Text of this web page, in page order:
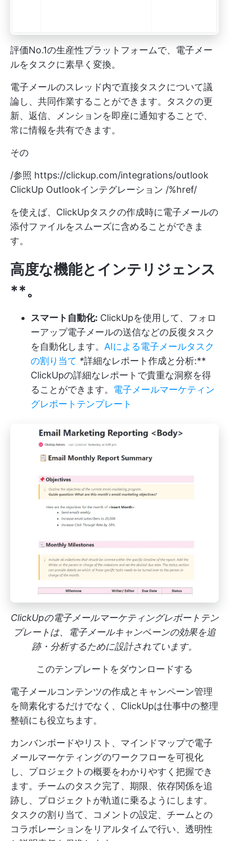
評価No.1の生産性プラットフォームで、電子メー
ルをタスクに素早く変換。
電子メールのスレッド内で直接タスクについて議
論し、共同作業することができます。タスクの更
新、返信、メンションを即座に通知することで、
常に情報を共有できます。
その
/参照 https://clickup.com/integrations/outlook
ClickUp Outlookインテグレーション /%href/
を使えば、ClickUpタスクの作成時に電子メールの
添付ファイルをスムーズに含めることができま
す。
高度な機能とインテリジェンス
**。
スマート自動化: ClickUpを使用して、フォロ
ーアップ電子メールの送信などの反復タスク
を自動化します。 AIによる電子メールタスク
の割り当て *詳細なレポート作成と分析:**
ClickUpの詳細なレポートで貴重な洞察を得
ることができます。 電子メールマーケティン
グレポートテンプレート
ClickUpの電子メールマーケティングレポートテン
プレートは、電子メールキャンペーンの効果を追
跡・分析するために設計されています。
このテンプレートをダウンロードする
電子メールコンテンツの作成とキャンペーン管理
を簡素化するだけでなく、ClickUpは仕事中の整理
整頓にも役立ちます。
カンバンボードやリスト、マインドマップで電子
メールマーケティングのワークフローを可視化
し、プロジェクトの概要をわかりやすく把握でき
ます。チームのタスク完了、期限、依存関係を追
跡し、プロジェクトが軌道に乗るようにします。
タスクの割り当て、コメントの設定、チームとの
コラボレーションをリアルタイムで行い、透明性